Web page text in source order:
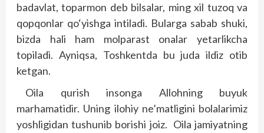
badavlat, toparmon deb bilsalar, ming xil tuzoq va
qopqonlar qo‘yishga intiladi. Bularga sabab shuki,
bizda hali ham molparast onalar yetarlikcha
topiladi. Ayniqsa, Toshkentda bu juda ildiz otib
ketgan.
Oila qurish insonga Allohning buyuk
marhamatidir. Uning ilohiy ne’matligini bolalarimiz
yoshligidan tushunib borishi joiz. Oila jamiyatning